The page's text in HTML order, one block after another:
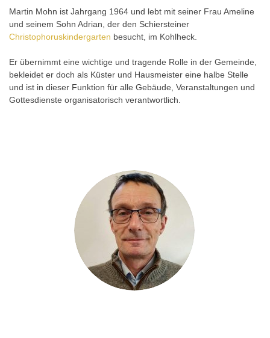
Martin Mohn ist Jahrgang 1964 und lebt mit seiner Frau Ameline
und seinem Sohn Adrian, der den Schiersteiner
Christophoruskindergarten besucht, im Kohlheck.
Er übernimmt eine wichtige und tragende Rolle in der Gemeinde,
bekleidet er doch als Küster und Hausmeister eine halbe Stelle
und ist in dieser Funktion für alle Gebäude, Veranstaltungen und
Gottesdienste organisatorisch verantwortlich.